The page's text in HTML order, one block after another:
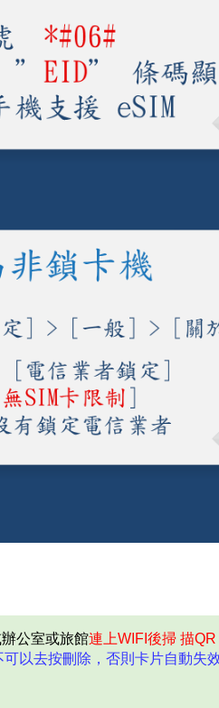
公室或旅館連上WIFI後掃 描
以去按刪除，否則卡片自動失